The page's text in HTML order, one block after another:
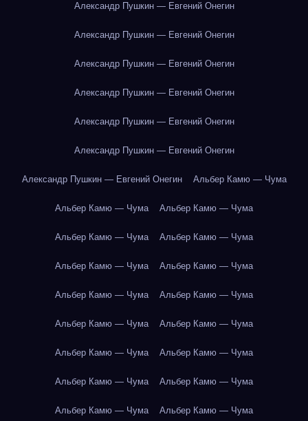
Александр Пушкин — Евгений Онегин
Александр Пушкин — Евгений Онегин
Александр Пушкин — Евгений Онегин
Александр Пушкин — Евгений Онегин
Александр Пушкин — Евгений Онегин
Александр Пушкин — Евгений Онегин
Александр Пушкин — Евгений Онегин Альбер Камю — Чума
Альбер Камю — Чума Альбер Камю — Чума
Альбер Камю — Чума Альбер Камю — Чума
Альбер Камю — Чума Альбер Камю — Чума
Альбер Камю — Чума Альбер Камю — Чума
Альбер Камю — Чума Альбер Камю — Чума
Альбер Камю — Чума Альбер Камю — Чума
Альбер Камю — Чума Альбер Камю — Чума
Альбер Камю — Чума Альбер Камю — Чума